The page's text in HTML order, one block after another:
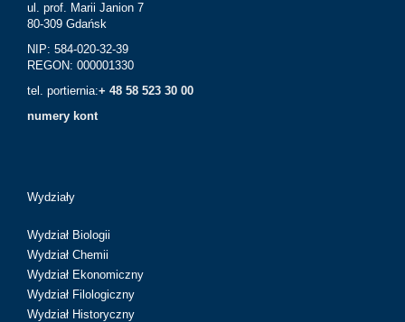
ul. prof. Marii Janion 7
80-309 Gdańsk
NIP: 584-020-32-39
REGON: 000001330
tel. portiernia:+ 48 58 523 30 00
numery kont
Wydziały
Wydział Biologii
Wydział Chemii
Wydział Ekonomiczny
Wydział Filologiczny
Wydział Historyczny